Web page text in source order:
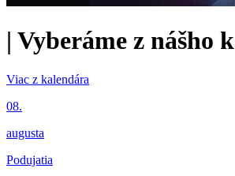
| Vyberáme z nášho
Viac z kalendára
08.
augusta
Podujatia